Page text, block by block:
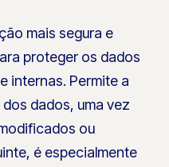
mais segura e
proteger os dados
internas. Permite a
dados, uma vez
ou
é especialmente